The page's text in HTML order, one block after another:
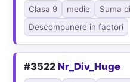
Clasa 9 medie
Suma
Descompunere in factori
#3522Nr_Div_Huge